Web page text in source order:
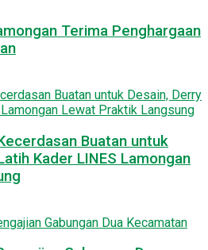
Terima Penghargaan
Buatan untuk
Kader LINES Lamongan